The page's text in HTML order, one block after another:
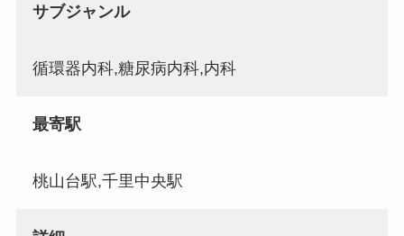
サブジャンル
循環器内科,糖尿病内科,内科
最寄駅
桃山台駅,千里中央駅